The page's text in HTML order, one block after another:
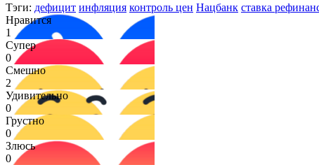
Тэги: дефицит инфляция контроль цен Нацбанк ставка
Нравится
1
Супер
0
Смешно
2
Удивительно
0
Грустно
0
Злюсь
0